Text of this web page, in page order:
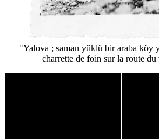
"Yalova ; saman yüklü bir araba köy
charrette de foin sur la route